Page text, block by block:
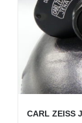
CARL ZEISS